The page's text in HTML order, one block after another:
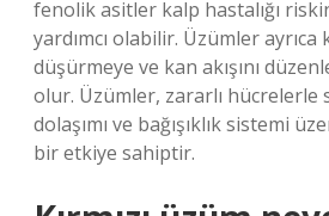
fenolik asitler kalp hastalığı
yardımcı olabilir. Üzümler
düşürmeye ve kan akışını
olur. Üzümler, zararlı hücrelerle
dolaşımı ve bağışıklık sistemi
bir etkiye sahiptir.